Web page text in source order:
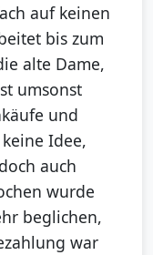
auf keinen
bis zum
alte Dame,
umsonst
und
Idee,
auch
wurde
beglichen,
war